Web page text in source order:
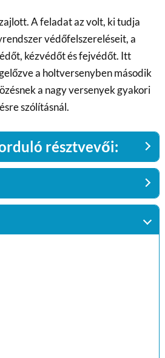
A feladat az volt, ki tudja
védőfelszereléseit, a
kézvédőt és fejvédőt. Itt
a holtversenyben második
a nagy versenyek gyakori
szólításnál.
résztvevői: